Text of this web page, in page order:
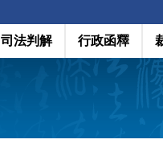
司法判解 行政函釋